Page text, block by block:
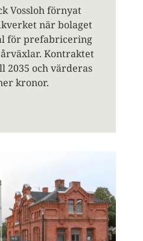
Vossloh förnyat
när bolaget
för prefabricering
Kontraktet
2035 och värderas
kronor.